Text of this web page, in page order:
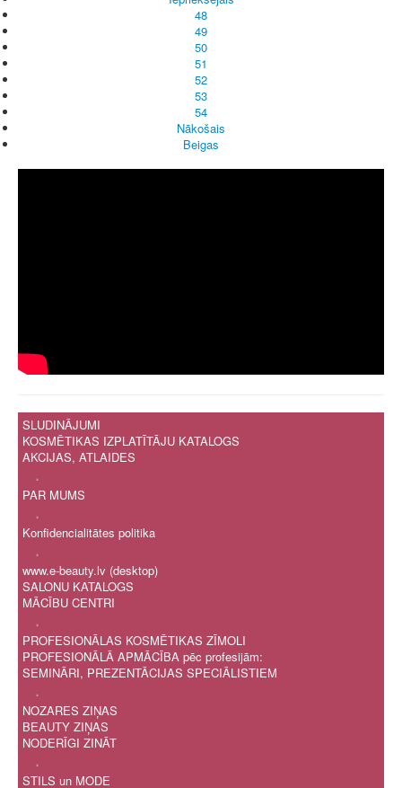
48
49
50
51
52
53
54
Nākošais
Beigas
SLUDINĀJUMI
KOSMĒTIKAS IZPLATĪTĀJU KATALOGS
AKCIJAS, ATLAIDES
.
PAR MUMS
.
Konfidencialitātes politika
.
www.e-beauty.lv (desktop)
SALONU KATALOGS
MĀCĪBU CENTRI
.
PROFESIONĀLAS KOSMĒTIKAS ZĪMOLI
PROFESIONĀLĀ APMĀCĪBA pēc profesijām:
SEMINĀRI, PREZENTĀCIJAS SPECIĀLISTIEM
.
NOZARES ZIŅAS
BEAUTY ZIŅAS
NODERĪGI ZINĀT
.
STILS un MODE